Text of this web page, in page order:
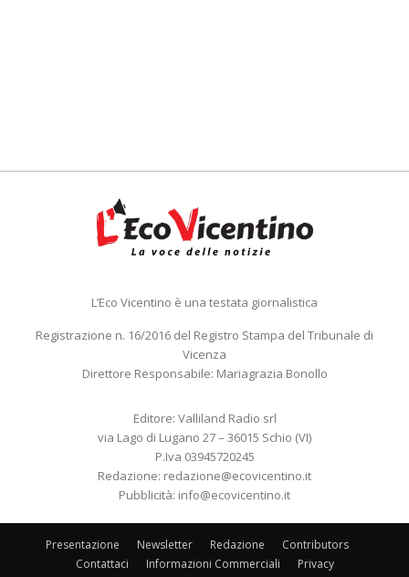
L’Eco Vicentino è una testata giornalistica
Registrazione n. 16/2016 del Registro Stampa del Tribunale di
Vicenza
Direttore Responsabile: Mariagrazia Bonollo
Editore: Valliland Radio srl
via Lago di Lugano 27 – 36015 Schio (VI)
P.Iva 03945720245
Redazione: redazione@ecovicentino.it
Pubblicità: info@ecovicentino.it
Presentazione Newsletter Redazione
Contributors
Contattaci
Informazioni Commerciali Privacy